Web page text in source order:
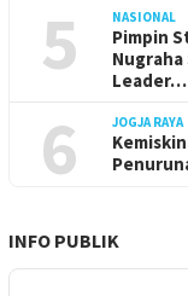
5 NASIONAL
Pimpin
Leader…
6 JOGJA RAYA
INFO PUBLIK